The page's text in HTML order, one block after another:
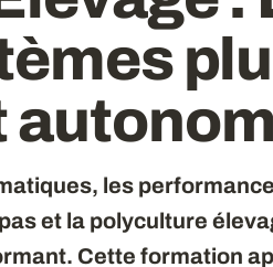
les
et la polyculture
Cette formation